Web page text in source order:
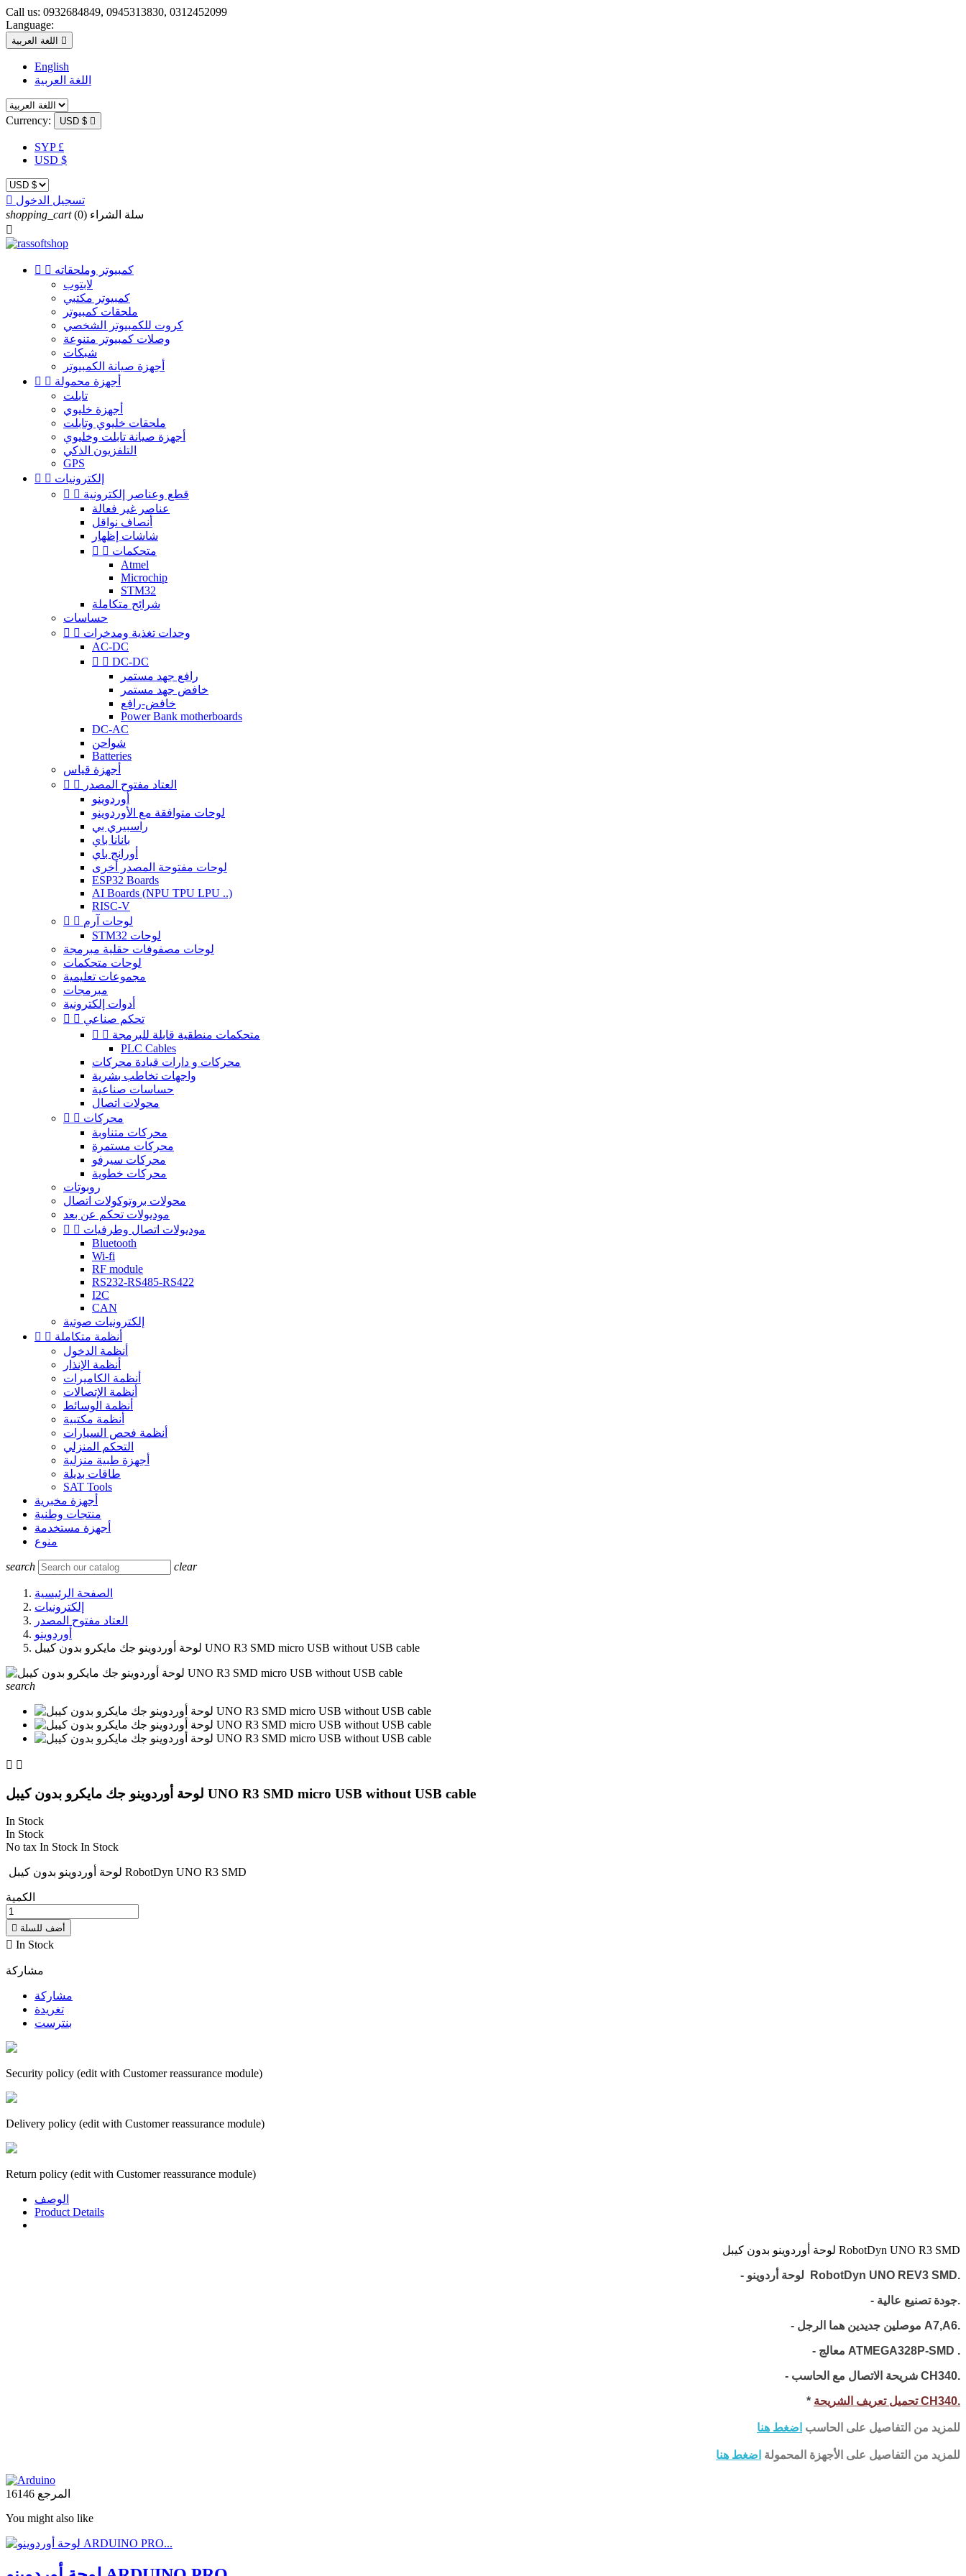
Call us: 0932684849, 0945313830, 0312452099
Language:
اللغة العربية 
English
اللغة العربية
Currency: USD $ 
SYP £
USD $
 تسجيل الدخول
shopping_cart
سلة الشراء (0)

  كمبيوتر وملحقاته
لابتوب
كمبيوتر مكتبي
ملحقات كمبيوتر
كروت للكمبيوتر الشخصي
وصلات كمبيوتر متنوعة
شبكات
أجهزة صيانة الكمبيوتر
  أجهزة محمولة
تابلت
أجهزة خليوي
ملحقات خليوي وتابلت
أجهزة صيانة تابلت وخليوي
التلفزيون الذكي
GPS
  إلكترونيات
  قطع وعناصر إلكترونية
عناصر غير فعالة
أنصاف نواقل
شاشات إظهار
  متحكمات
Atmel
Microchip
STM32
شرائح متكاملة
حساسات
  وحدات تغذية ومدخرات
AC-DC
  DC-DC
رافع جهد مستمر
خافض جهد مستمر
خافض-رافع
Power Bank motherboards
DC-AC
شواحن
Batteries
أجهزة قياس
 
العتاد مفتوح المصدر
أوردوينو
لوحات متوافقة مع الأوردوينو
راسبيري بي
بانانا باي
أورانج باي
لوحات مفتوحة المصدر أخرى
ESP32 Boards
AI Boards (NPU TPU LPU ..)
RISC-V
  لوحات آرم
STM32 لوحات
لوحات مصفوفات حقلية مبرمجة
لوحات متحكمات
مجموعات تعليمية
مبرمجات
أدوات إلكترونية
  تحكم صناعي
  متحكمات منطقية قابلة للبرمجة
PLC Cables
محركات و دارات قيادة محركات
واجهات تخاطب بشرية
حساسات صناعية
محولات اتصال
  محركات
محركات متناوبة
محركات مستمرة
محركات سيرفو
محركات خطوية
روبوتات
محولات بروتوكولات اتصال
موديولات تحكم عن بعد
  موديولات اتصال وطرفيات
Bluetooth
Wi-fi
RF module
RS232-RS485-RS422
I2C
CAN
إلكترونيات صوتية
  أنظمة متكاملة
أنظمة الدخول
أنظمة الإنذار
أنظمة الكاميرات
أنظمة الإتصالات
أنظمة الوسائط
أنظمة مكتبية
أنظمة فحص السيارات
التحكم المنزلي
أجهزة طبية منزلية
طاقات بديلة
SAT Tools
أجهزة مخبرية
منتجات وطنية
أجهزة مستخدمة
منوع
search clear
الصفحة الرئيسية
إلكترونيات
العتاد مفتوح المصدر
أوردوينو
لوحة أوردوينو جك مايكرو بدون كيبل UNO R3 SMD micro USB without USB cable
search
 
لوحة أوردوينو جك مايكرو بدون كيبل UNO R3 SMD micro USB without USB cable
In Stock
In Stock
No tax In Stock In Stock
لوحة أوردوينو بدون كيبل RobotDyn UNO R3 SMD
الكمية
 أضف للسلة
 In Stock
مشاركة
مشاركة
تغريدة
بنترست
Security policy (edit with Customer reassurance module)
Delivery policy (edit with Customer reassurance module)
Return policy (edit with Customer reassurance module)
الوصف
Product Details
لوحة أوردوينو بدون كيبل RobotDyn UNO R3 SMD
- لوحة أردوينو RobotDyn UNO REV3 SMD.
- جودة تصنيع عالية.
- موصلين جديدين هما الرجل A7,A6.
- معالج ATMEGA328P-SMD .
- شريحة الاتصال مع الحاسب CH340.
* تحميل تعريف الشريحة CH340.
للمزيد من التفاصيل على الحاسب اضغط هنا
للمزيد من التفاصيل على الأجهزة المحمولة اضغط هنا
المرجع 16146
You might also like